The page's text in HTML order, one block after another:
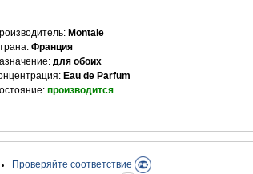
: Montale
Франция
для обоих
Eau de Parfum
производится
Проверяйте соответствие